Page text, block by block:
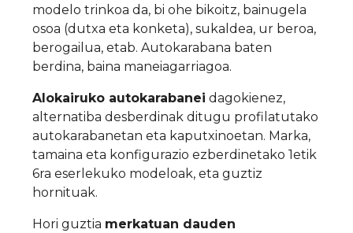
modelo trinkoa da, bi ohe bikoitz, bainugela
osoa (dutxa eta konketa), sukaldea, ur beroa,
berogailua, etab. Autokarabana baten
berdina, baina maneiagarriagoa.
Alokairuko autokarabanei dagokienez,
alternatiba desberdinak ditugu profilatutako
autokarabanetan eta kaputxinoetan. Marka,
tamaina eta konfigurazio ezberdinetako 1etik
6ra eserlekuko modeloak, eta guztiz
hornituak.
Hori guztia merkatuan dauden